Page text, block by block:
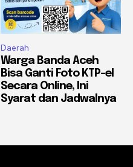
Daerah
Warga Banda Aceh
Bisa Ganti Foto KTP-el
Secara Online, Ini
Syarat dan Jadwalnya